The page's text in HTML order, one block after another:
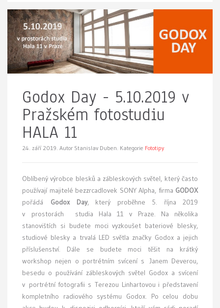
Godox Day - 5.10.2019 v
Pražském fotostudiu
HALA 11
24. září 2019. Autor Stanislav Duben. Kategorie Fototipy
Oblíbený výrobce blesků a zábleskových světel, který často
používají majitelé bezzrcadlovek SONY Alpha, firma GODOX
pořádá Godox Day, který proběhne 5. října 2019
v prostorách studia Hala 11 v Praze. Na několika
stanovištích si budete moci vyzkoušet bateriové blesky,
studiové blesky a trvalá LED světla značky Godox a jejich
příslušenství. Dále se budete moci těšit na krátký
workshop nejen o portrétním svícení s Janem Deverou,
besedu o používání zábleskových světel Godox a svícení
v portrétní fotografii s Terezou Linhartovou i představení
kompletního radiového systému Godox. Po celou dobu